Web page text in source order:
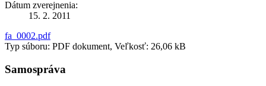
Dátum zverejnenia:
15. 2. 2011
fa_0002.pdf
Typ súboru: PDF dokument, Veľkosť: 26,06 kB
Samospráva